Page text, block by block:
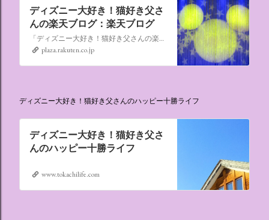
ディズニー大好き！猫好き父さ
んの楽天ブログ：楽天ブログ
「ディズニー大好き！猫好き父さんの楽天ブログ」にようこそ！ いろんなブログサービスが廃止になるなか満を持して楽天ブログをはじめようと思います。 よろしくお願いいたします。
plaza.rakuten.co.jp
ディズニー大好き！猫好き父さんのハッピー十勝ライフ
ディズニー大好き！猫好き父さ
んのハッピー十勝ライフ
www.tokachilife.com